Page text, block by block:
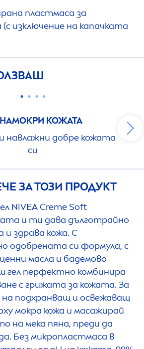
пластмаса за
изключение на капачката
НАМОКРИ КОЖАТА
навлажни добре кожата
си
ЗА ТОЗИ ПРОДУКТ
NIVEA CremeSoft
и ти дава дълготрайно
и здрава кожа. С
одобрената си формула, с
масла и бадемово
гел перфектно комбинира
с грижата за кожата. За
на подхранващ и освежаващ
мокра кожа и масажирай
на мека пяна, преди да
Без микропластмаса в